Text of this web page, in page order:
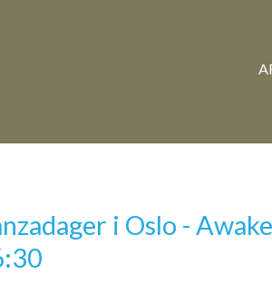
i Oslo -